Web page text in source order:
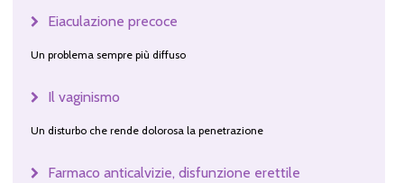
Eiaculazione precoce
Un problema sempre più diffuso
Il vaginismo
Un disturbo che rende dolorosa la penetrazione
Farmaco anticalvizie, disfunzione erettile